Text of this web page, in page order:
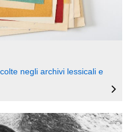
negli archivi lessicali e